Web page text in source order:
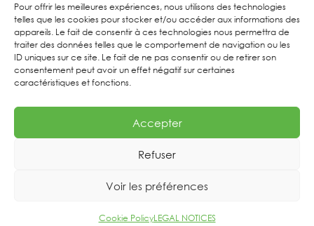
Pour offrir les meilleures expériences, nous utilisons des technologies
telles que les cookies pour stocker et/ou accéder aux informations des
appareils. Le fait de consentir à ces technologies nous permettra de
traiter des données telles que le comportement de navigation ou les
ID uniques sur ce site. Le fait de ne pas consentir ou de retirer son
consentement peut avoir un effet négatif sur certaines
caractéristiques et fonctions.
Accepter
Refuser
Voir les préférences
Cookie PolicyLEGAL NOTICES